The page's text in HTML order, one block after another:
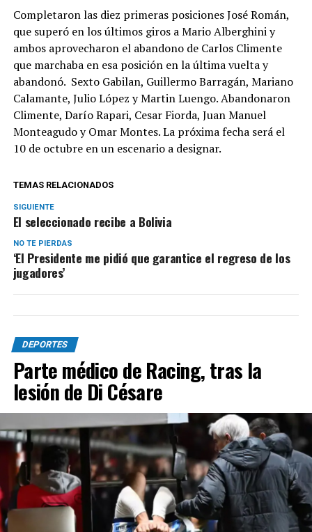
Completaron las diez primeras posiciones José Román,
que superó en los últimos giros a Mario Alberghini y
ambos aprovecharon el abandono de Carlos Climente
que marchaba en esa posición en la última vuelta y
abandonó. Sexto Gabilan, Guillermo Barragán, Mariano
Calamante, Julio López y Martin Luengo. Abandonaron
Climente, Darío Rapari, Cesar Fiorda, Juan Manuel
Monteagudo y Omar Montes. La próxima fecha será el
10 de octubre en un escenario a designar.
TEMAS RELACIONADOS
SIGUIENTE
El seleccionado recibe a Bolivia
NO TE PIERDAS
‘El Presidente me pidió que garantice el regreso de los
jugadores’
DEPORTES
Parte médico de Racing, tras la
lesión de Di Césare